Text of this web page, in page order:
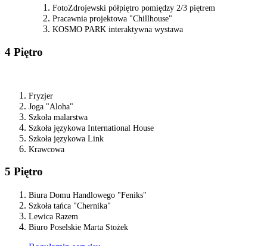
FotoZdrojewski półpiętro pomiędzy 2/3 piętrem
Pracawnia projektowa "Chillhouse"
KOSMO PARK interaktywna wystawa
4 Piętro
Fryzjer
Joga "Aloha"
Szkoła malarstwa
Szkoła językowa International House
Szkoła językowa Link
Krawcowa
5 Piętro
Biura Domu Handlowego "Feniks"
Szkoła tańca "Chernika"
Lewica Razem
Biuro Poselskie Marta Stożek